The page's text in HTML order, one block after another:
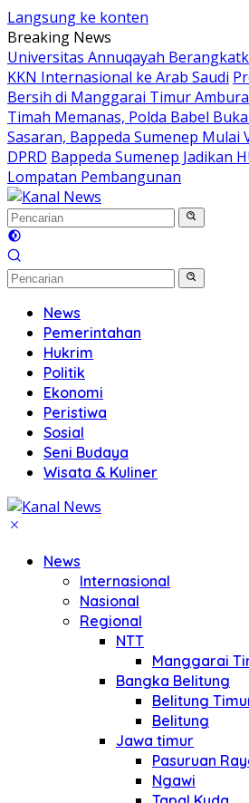
Langsung ke konten
Breaking News
Universitas Annuqayah
KKN Internasional ke Arab Saudi
Bersih di Manggarai Timur
Timah Memanas, Polda Babel
Sasaran, Bappeda Sumenep Mulai
DPRD Bappeda Sumenep Jadikan
Lompatan Pembangunan
News
Pemerintahan
Hukrim
Politik
Ekonomi
Peristiwa
Sosial
Seni Budaya
Wisata & Kuliner
News
Internasional
Nasional
Regional
NTT
Manggarai
Bangka Belitung
Belitung
Belitung
Jawa timur
Pasuruan
Ngawi